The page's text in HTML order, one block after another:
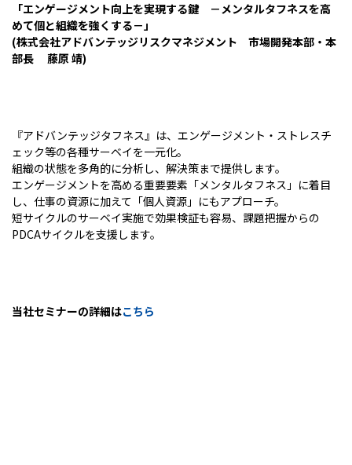
「エンゲージメント向上を実現する鍵 －メンタルタフネスを高
めて個と組織を強くする－」
(株式会社アドバンテッジリスクマネジメント 市場開発本部・本
部長 藤原 靖)
『アドバンテッジタフネス』は、エンゲージメント・ストレスチ
ェック等の各種サーベイを一元化。
組織の状態を多角的に分析し、解決策まで提供します。
エンゲージメントを高める重要要素「メンタルタフネス」に着目
し、仕事の資源に加えて「個人資源」にもアプローチ。
短サイクルのサーベイ実施で効果検証も容易、課題把握からの
PDCAサイクルを支援します。
当社セミナーの詳細はこちら